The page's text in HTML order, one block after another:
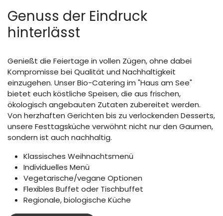
Genuss der Eindruck
hinterlässt
Genießt die Feiertage in vollen Zügen, ohne dabei
Kompromisse bei Qualität und Nachhaltigkeit
einzugehen. Unser Bio-Catering im "Haus am See"
bietet euch köstliche Speisen, die aus frischen,
ökologisch angebauten Zutaten zubereitet werden.
Von herzhaften Gerichten bis zu verlockenden Desserts,
unsere Festtagsküche verwöhnt nicht nur den Gaumen,
sondern ist auch nachhaltig.
Klassisches Weihnachtsmenü
Individuelles Menü
Vegetarische/vegane Optionen
Flexibles Buffet oder Tischbuffet
Regionale, biologische Küche